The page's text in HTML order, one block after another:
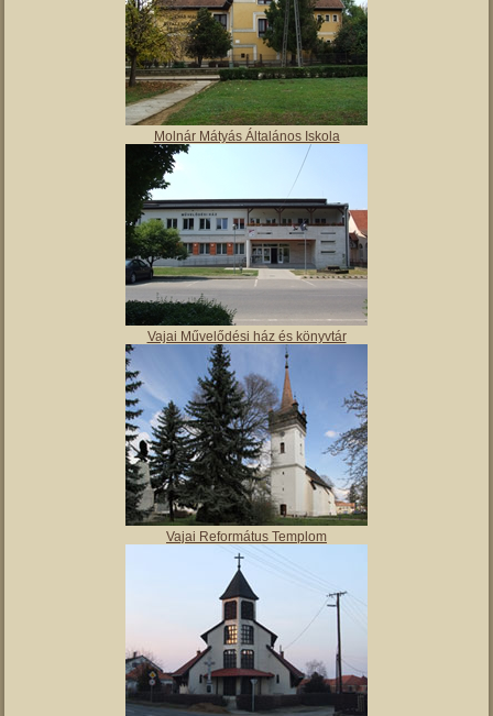
Molnár Mátyás Általános Iskola
Vajai Művelődési ház és könyvtár
Vajai Református Templom